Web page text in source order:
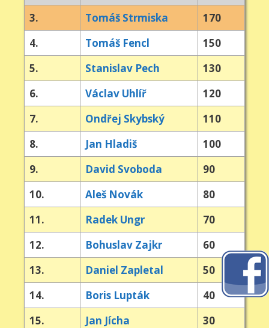
3.
Tomáš Strmiska
170
4.
Tomáš Fencl
150
5.
Stanislav Pech
130
6.
Václav Uhlíř
120
7.
Ondřej Skybský
110
8.
Jan Hladiš
100
9.
David Svoboda
90
10.
Aleš Novák
80
11.
Radek Ungr
70
12.
Bohuslav Zajkr
60
13.
Daniel Zapletal
50
14.
Boris Lupták
40
15.
Jan Jícha
30